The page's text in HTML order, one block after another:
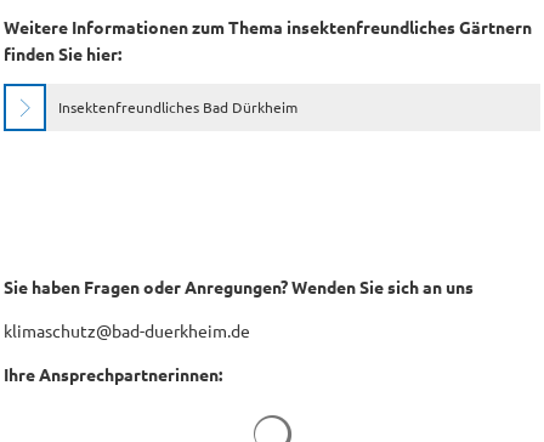
Weitere Informationen zum Thema insektenfreundliches Gärtnern
finden Sie hier:
Insektenfreundliches Bad Dürkheim
Sie haben Fragen oder Anregungen? Wenden Sie sich an uns
klimaschutz@bad-duerkheim.de
Ihre Ansprechpartnerinnen: